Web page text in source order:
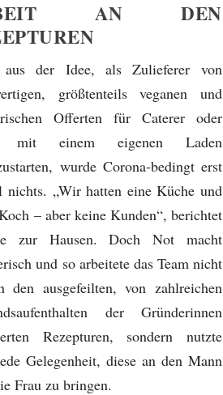
AN DEN
aus der Idee, als Zulieferer von
größtenteils veganen und
Offerten für Caterer oder
mit einem eigenen Laden
wurde Corona-bedingt erst
nichts. „Wir hatten eine Küche und
– aber keine Kunden“, berichtet
zur Hausen. Doch Not macht
und so arbeitete das Team nicht
den ausgefeilten, von zahlreichen
der Gründerinnen
Rezepturen, sondern nutzte
Gelegenheit, diese an den Mann
Frau zu bringen.